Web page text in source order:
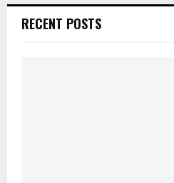
RECENT POSTS